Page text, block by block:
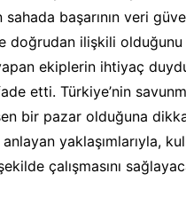
sahada başarının veri
doğrudan ilişkili
ekiplerin ihtiyaç
etti. Türkiye’nin
bir pazar olduğuna
yaklaşımlarıyla,
çalışmasını